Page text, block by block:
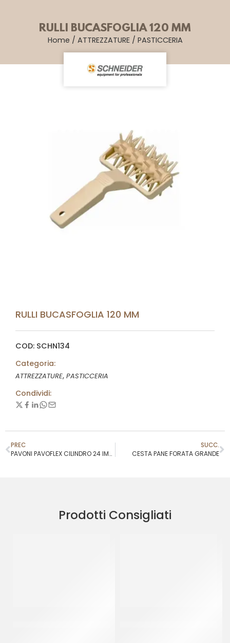
RULLI BUCASFOGLIA 120 MM
Home / ATTREZZATURE/ PASTICCERIA
RULLI BUCASFOGLIA 120 MM
COD: SCHN134
Categoria:
ATTREZZATURE, PASTICCERIA
Condividi:
PREC
PAVONI PAVOFLEX CILINDRO 24 IMPRONTE COD.X057
SUCC.
CESTA PANE FORATA GRANDE
Prodotti Consigliati